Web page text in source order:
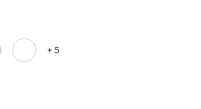
+ 5